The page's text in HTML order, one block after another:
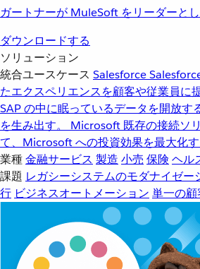
ガートナーが MuleSoft をリーダーと
ダウンロードする
ソリューション
統合ユースケース Salesforce
たエクスペリエンスを顧客や従業員に
SAP の中に眠っているデータを開放す
を生み出す。
Microsoft 既存の接続ソ
て、Microsoft への投資効果を最大化す
業種金融サービス 製造 小売 保険 ヘル
課題 レガシーシステムのモダナイゼー
行 ビジネスオートメーション 単一の